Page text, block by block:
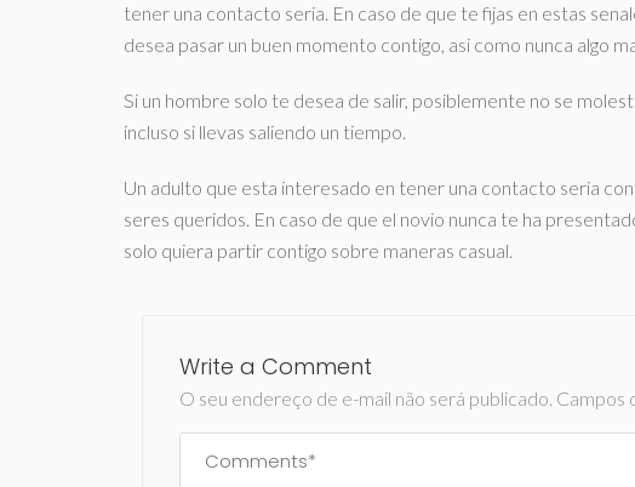
tener una contacto seria. En caso de que te fijas en estas
desea pasar un buen momento contigo, asi­ como nunca algo
Si un hombre solo te desea de salir, posiblemente no se
incluso si llevas saliendo un tiempo.
Un adulto que esta interesado en tener una contacto seria
seres queridos. En caso de que el novio nunca te ha
solo quiera partir contigo sobre maneras casual.
Write a Comment
O seu endereço de e-mail não será publicado. Campos